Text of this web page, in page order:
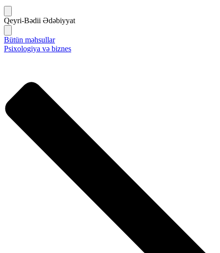
Qeyri-Bədii Ədəbiyyat
Bütün məhsullar
Psixologiya və biznes